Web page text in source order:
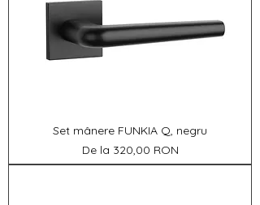
Set mânere FUNKIA Q, negru
De la 320,00 RON
Preț redus